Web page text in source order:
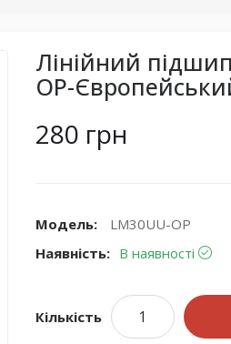
Лінійний
OP-
280 грн
Модель:
LM30UU-OP
Наявність: В наявності
Кількість